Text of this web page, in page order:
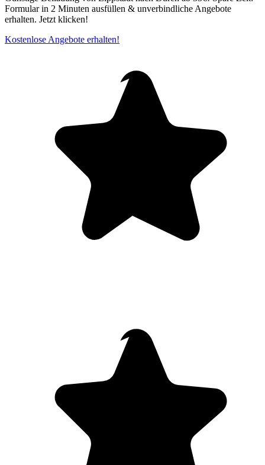
Formular in 2 Minuten ausfüllen & unverbindliche Angebote
erhalten. Jetzt klicken!
Kostenlose Angebote erhalten!